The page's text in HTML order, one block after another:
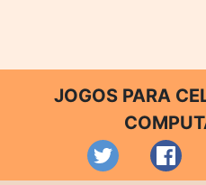
JOGOS PARA